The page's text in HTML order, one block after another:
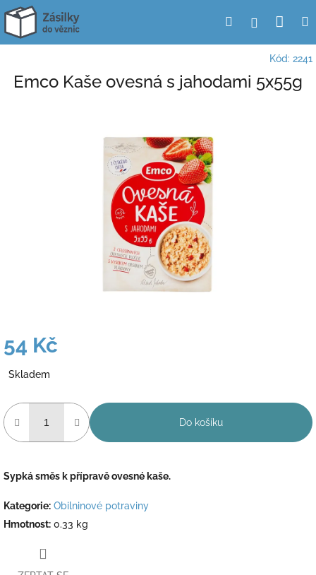
Přejít
obsah
HledatPřihlášení
Kód: 2241
Emco Kaše ovesná s jahodami 5x55g
54 Kč
cena:
Skladem
Do košíku
Sypká směs k přípravě ovesné kaše.
Kategorie: Obilninové potraviny
Hmotnost: 0.33 kg